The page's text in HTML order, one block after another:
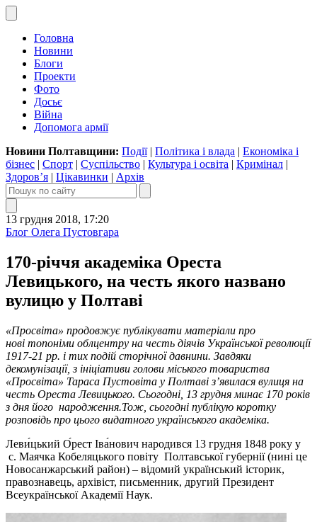
Головна
Новини
Блоги
Проекти
Фото
Досьє
Війна
Допомога армії
Новини Полтавщини: Події| Політика і влада | Економіка і
бізнес | Спорт | Суспільство | Культура і освіта | Кримінал |
Здоров’я | Цікавинки | Архів
13 грудня 2018, 17:20
Блог Олега Пустовгара
170-річчя академіка Ореста
Левицького, на честь якого названо
вулицю у Полтаві
«Просвіта» продовжує публікувати матеріали про
нові топоніми облцентру на честь діячів Української революції
1917-21 рр. і тих подій сторічної давнини. Завдяки
декомунізації, з ініціативи голови міського товариства
«Просвіта» Тараса Пустовіта у Полтаві з’явилася вулиця на
честь Ореста Левицького. Сьогодні, 13 грудня минає 170 років
з дня його народження.Тож, сьогодні публікую коротку
розповідь про цього видатного українського академіка.
Леви́цький О́рест Іва́нович народився 13 грудня 1848 року у
с. Маячка Кобеляцького повіту Полтавської губернії (нині це
Новосанжарський район) – відомий український історик,
правознавець, архівіст, письменник, другий Президент
Всеукраїнської Академії Наук.